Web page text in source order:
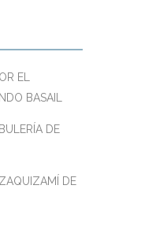
EL
BASAIL
DE
DE